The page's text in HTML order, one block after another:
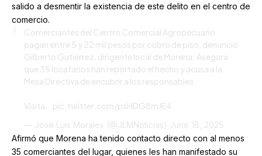
salido a desmentir la existencia de este delito en el centro de
comercio.
Comerciantes del Centro Comercial Agropecuario
pagan entre 5 y 22 mil pesos por cobro de piso, denunció
Gilberto Gutiérrez, dirigente local de Morena. Asegura
que 35 locatarios han reportado el hecho y acusa a la
Mesa Directiva de encubrir a los responsables.
Visita… pic.twitter.com/psHDG8mJE4
— José Luis Morales (@JLMNoticias) June 18, 2025
Afirmó que Morena ha tenido contacto directo con al menos
35 comerciantes del lugar, quienes les han manifestado su